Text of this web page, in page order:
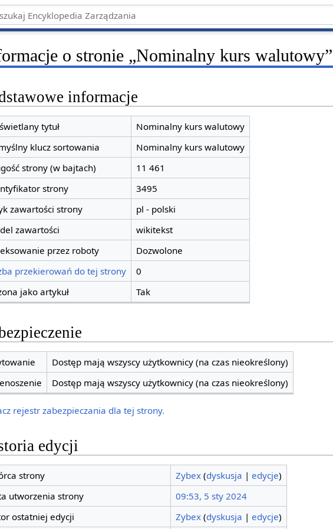
o stronie „Nominalny kurs walutowy”
informacje
tytuł
Nominalny kurs walutowy
klucz sortowania
Nominalny kurs walutowy
strony (w bajtach)
11 461
strony
3495
zawartości strony
pl - polski
zawartości
wikitekst
przez roboty
Dozwolone
przekierowań do tej strony
0
jako artykuł
Tak
Dostęp mają wszyscy użytkownicy (na czas nieokreślony)
Dostęp mają wszyscy użytkownicy (na czas nieokreślony)
rejestr zabezpieczania dla tej strony.
edycji
strony Zybex (dyskusja | edycje)
utworzenia strony
09:53, 5 sty 2024
ostatniej edycji
Zybex (dyskusja | edycje)